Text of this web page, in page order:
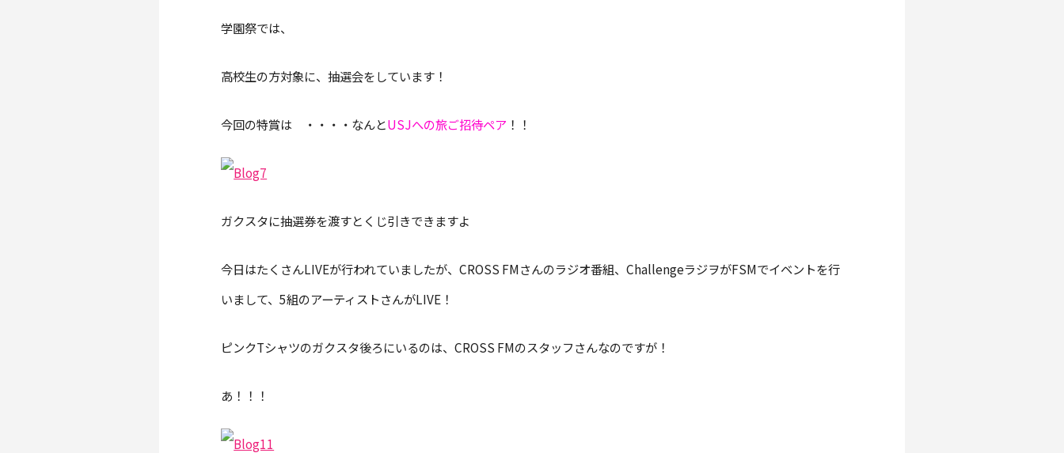
学園祭では、
高校生の方対象に、抽選会をしています！
今回の特賞は ・・・・なんとUSJへの旅ご招待ペア ！！
ガクスタに抽選券を渡すとくじ引きできますよ
今日はたくさんLIVEが行われていましたが、CROSS FMさんのラジオ番組、ChallengeラジヲがFSMでイベントを行
いまして、5組のアーティストさんがLIVE！
ピンクTシャツのガクスタ後ろにいるのは、CROSS FMのスタッフさんなのですが！
あ！！！